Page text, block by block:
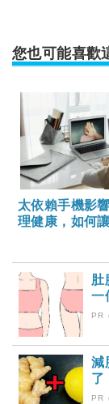
您也可能喜歡
太依賴手機影
理健康，如何
肚
一
PR
減
了
PR